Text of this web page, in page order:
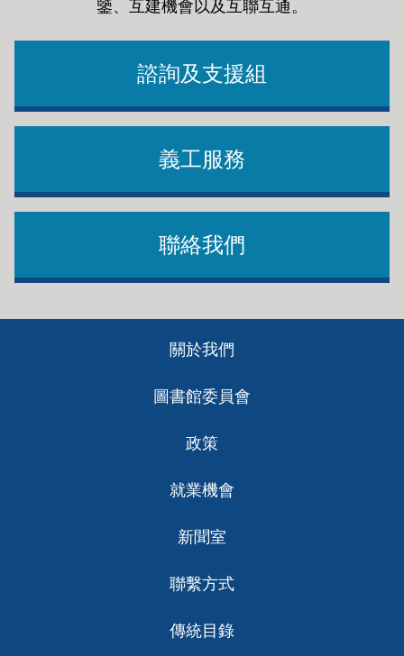
鑒、互建機會以及互聯互通。
諮詢及支援組
義工服務
聯絡我們
關於我們
圖書館委員會
政策
就業機會
新聞室
聯繫方式
傳統目錄